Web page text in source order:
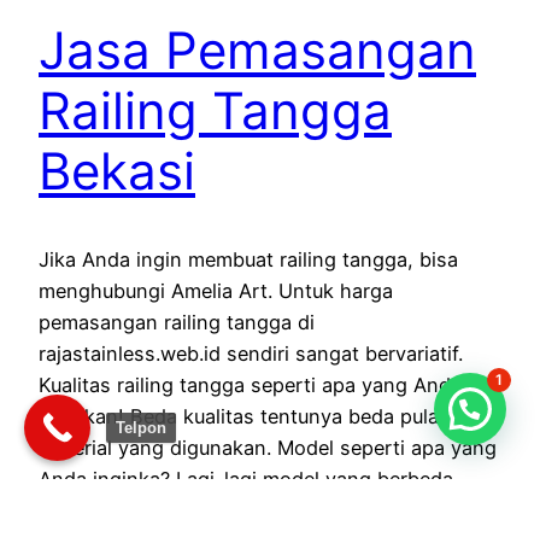
Jasa Pemasangan
Railing Tangga
Bekasi
Jika Anda ingin membuat railing tangga, bisa
menghubungi Amelia Art. Untuk harga
pemasangan railing tangga di
rajastainless.web.id sendiri sangat bervariatif.
Kualitas railing tangga seperti apa yang Anda
inginkan! Beda kualitas tentunya beda pula jenis
material yang digunakan. Model seperti apa yang
Anda inginka? Lagi-lagi model yang berbeda
1
Telpon